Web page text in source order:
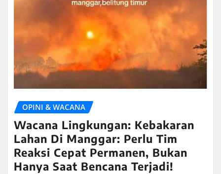
OPINI & WACANA
Wacana Lingkungan: Kebakaran
Lahan Di Manggar: Perlu Tim
Reaksi Cepat Permanen, Bukan
Hanya Saat Bencana Terjadi!